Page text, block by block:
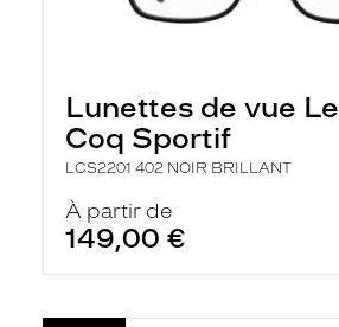
Lunettes de vue Le
Coq Sportif
LCS2201 402 NOIR BRILLANT
À partir de
149,00 €